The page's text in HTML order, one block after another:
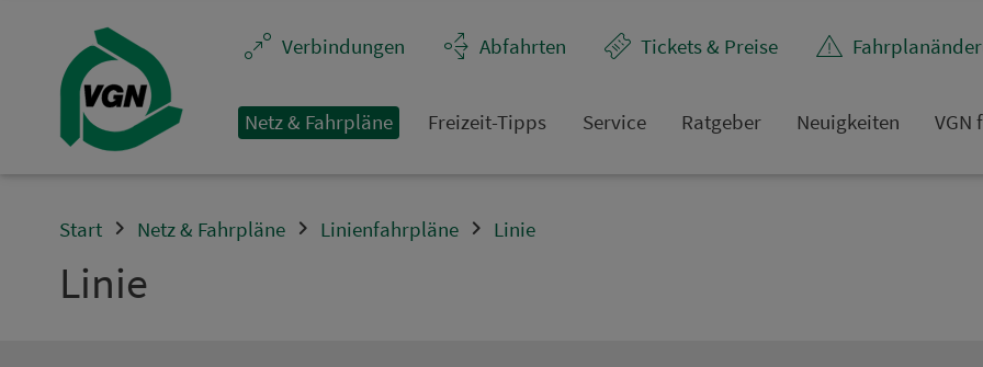
Ver­bin­dungen
Abfahrten Tickets & Preise
Netz & Fahrpläne Frei­zeit-Tipps Service Rat­ge­ber Neuigkeiten VGN
Start Netz & Fahrpläne Linienfahrpläne Linie
Linie